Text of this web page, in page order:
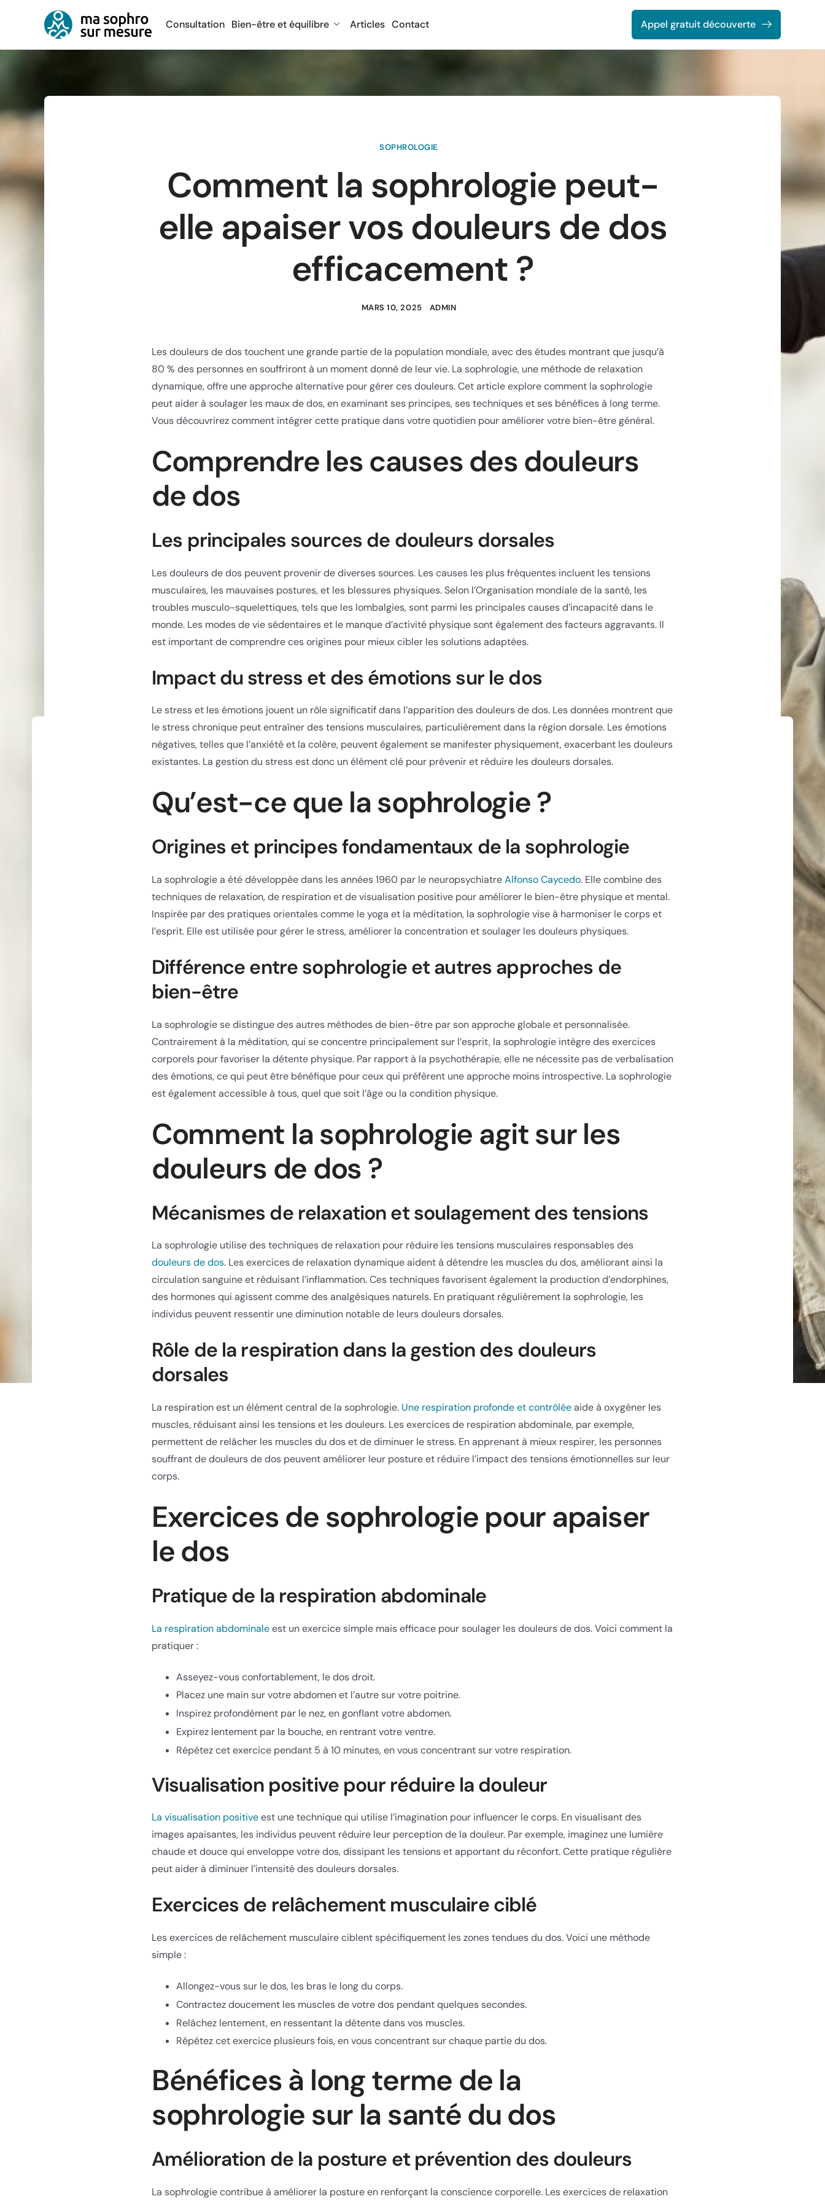
Consultation Bien-être et équilibre Articles Contact Appel gratuit découverte
SOPHROLOGIE
Comment la sophrologie peut-
elle apaiser vos douleurs de dos
efficacement ?
MARS 10, 2025 ADMIN
Les douleurs de dos touchent une grande partie de la population mondiale, avec des études montrant que jusqu’à
80 % des personnes en souffriront à un moment donné de leur vie. La sophrologie, une méthode de relaxation
dynamique, offre une approche alternative pour gérer ces douleurs. Cet article explore comment la sophrologie
peut aider à soulager les maux de dos, en examinant ses principes, ses techniques et ses bénéfices à long terme.
Vous découvrirez comment intégrer cette pratique dans votre quotidien pour améliorer votre bien-être général.
Comprendre les causes des douleurs
de dos
Les principales sources de douleurs dorsales
Les douleurs de dos peuvent provenir de diverses sources. Les causes les plus fréquentes incluent les tensions
musculaires, les mauvaises postures, et les blessures physiques. Selon l’Organisation mondiale de la santé, les
troubles musculo-squelettiques, tels que les lombalgies, sont parmi les principales causes d’incapacité dans le
monde. Les modes de vie sédentaires et le manque d’activité physique sont également des facteurs aggravants. Il
est important de comprendre ces origines pour mieux cibler les solutions adaptées.
Impact du stress et des émotions sur le dos
Le stress et les émotions jouent un rôle significatif dans l’apparition des douleurs de dos. Les données montrent que
le stress chronique peut entraîner des tensions musculaires, particulièrement dans la région dorsale. Les émotions
négatives, telles que l’anxiété et la colère, peuvent également se manifester physiquement, exacerbant les douleurs
existantes. La gestion du stress est donc un élément clé pour prévenir et réduire les douleurs dorsales.
Qu’est-ce que la sophrologie ?
Origines et principes fondamentaux de la sophrologie
La sophrologie a été développée dans les années 1960 par le neuropsychiatreAlfonso Caycedo. Elle combine des
techniques de relaxation, de respiration et de visualisation positive pour améliorer le bien-être physique et mental.
Inspirée par des pratiques orientales comme le yoga et la méditation, la sophrologie vise à harmoniser le corps et
l’esprit. Elle est utilisée pour gérer le stress, améliorer la concentration et soulager les douleurs physiques.
Différence entre sophrologie et autres approches de
bien-être
La sophrologie se distingue des autres méthodes de bien-être par son approche globale et personnalisée.
Contrairement à la méditation, qui se concentre principalement sur l’esprit, la sophrologie intègre des exercices
corporels pour favoriser la détente physique. Par rapport à la psychothérapie, elle ne nécessite pas de verbalisation
des émotions, ce qui peut être bénéfique pour ceux qui préfèrent une approche moins introspective. La sophrologie
est également accessible à tous, quel que soit l’âge ou la condition physique.
Comment la sophrologie agit sur les
douleurs de dos ?
Mécanismes de relaxation et soulagement des tensions
La sophrologie utilise des techniques de relaxation pour réduire les tensions musculaires responsables des
douleurs de dos. Les exercices de relaxation dynamique aident à détendre les muscles du dos, améliorant ainsi la
circulation sanguine et réduisant l’inflammation. Ces techniques favorisent également la production d’endorphines,
des hormones qui agissent comme des analgésiques naturels. En pratiquant régulièrement la sophrologie, les
individus peuvent ressentir une diminution notable de leurs douleurs dorsales.
Rôle de la respiration dans la gestion des douleurs
dorsales
La respiration est un élément central de la sophrologie. Une respiration profonde et contrôléeaide à oxygéner les
muscles, réduisant ainsi les tensions et les douleurs. Les exercices de respiration abdominale, par exemple,
permettent de relâcher les muscles du dos et de diminuer le stress. En apprenant à mieux respirer, les personnes
souffrant de douleurs de dos peuvent améliorer leur posture et réduire l’impact des tensions émotionnelles sur leur
corps.
Exercices de sophrologie pour apaiser
le dos
Pratique de la respiration abdominale
La respiration abdominaleest un exercice simple mais efficace pour soulager les douleurs de dos. Voici comment la
pratiquer :
Asseyez-vous confortablement, le dos droit.
Placez une main sur votre abdomen et l’autre sur votre poitrine.
Inspirez profondément par le nez, en gonflant votre abdomen.
Expirez lentement par la bouche, en rentrant votre ventre.
Répétez cet exercice pendant 5 à 10 minutes, en vous concentrant sur votre respiration.
Visualisation positive pour réduire la douleur
La visualisation positiveest une technique qui utilise l’imagination pour influencer le corps. En visualisant des
images apaisantes, les individus peuvent réduire leur perception de la douleur. Par exemple, imaginez une lumière
chaude et douce qui enveloppe votre dos, dissipant les tensions et apportant du réconfort. Cette pratique régulière
peut aider à diminuer l’intensité des douleurs dorsales.
Exercices de relâchement musculaire ciblé
Les exercices de relâchement musculaire ciblent spécifiquement les zones tendues du dos. Voici une méthode
simple :
Allongez-vous sur le dos, les bras le long du corps.
Contractez doucement les muscles de votre dos pendant quelques secondes.
Relâchez lentement, en ressentant la détente dans vos muscles.
Répétez cet exercice plusieurs fois, en vous concentrant sur chaque partie du dos.
Bénéfices à long terme de la
sophrologie sur la santé du dos
Amélioration de la posture et prévention des douleurs
La sophrologie contribue à améliorer la posture en renforçant la conscience corporelle. Les exercices de relaxation